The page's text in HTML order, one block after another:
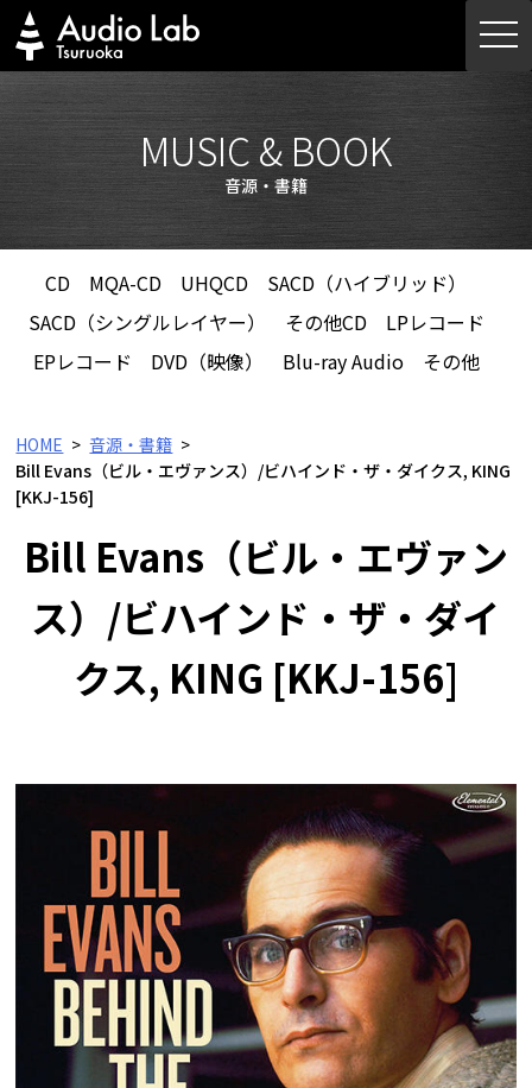
Skip
to
content
MUSIC & BOOK
音源・書籍
CD MQA-CD UHQCD
SACD（ハイブリッド）
SACD（シングルレイヤー）
その他CD
LPレコード
EPレコード
DVD（映像） Blu-ray Audio その他
HOME
音源・書籍
Bill Evans（ビル・エヴァンス）/ビハインド・ザ・ダイクス, KING
[KKJ-156]
Bill Evans（ビル・エヴァン
ス）/ビハインド・ザ・ダイ
クス, KING [KKJ-156]